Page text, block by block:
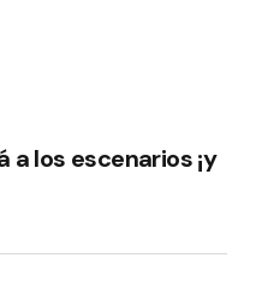
los escenarios ¡y